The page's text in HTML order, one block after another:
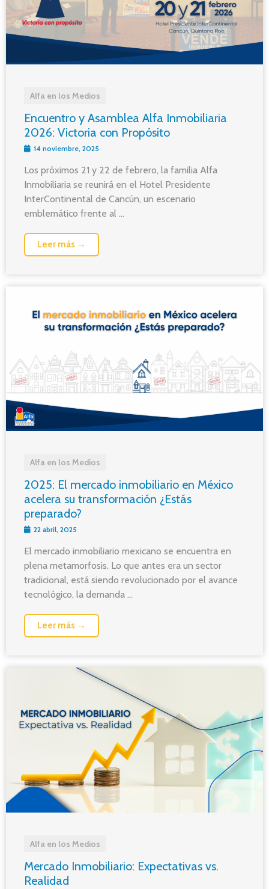
Alfa en los Medios
Encuentro y Asamblea Alfa Inmobiliaria
2026: Victoria con Propósito
14 noviembre, 2025
Los próximos 21 y 22 de febrero, la familia Alfa
Inmobiliaria se reunirá en el Hotel Presidente
InterContinental de Cancún, un escenario
emblemático frente al ...
Leer más →
Alfa en los Medios
2025: El mercado inmobiliario en México
acelera su transformación ¿Estás
preparado?
22 abril, 2025
El mercado inmobiliario mexicano se encuentra en
plena metamorfosis. Lo que antes era un sector
tradicional, está siendo revolucionado por el avance
tecnológico, la demanda ...
Leer más →
Alfa en los Medios
Mercado Inmobiliario: Expectativas vs.
Realidad